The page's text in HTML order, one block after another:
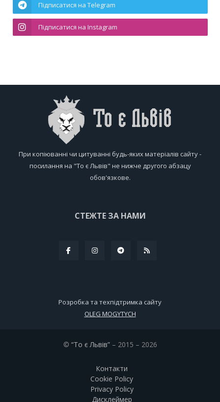
Підписатися на Telegram
Підписатися на Instagram
При копіюванні чи цитуванні будь-яких матеріалів сайту -
посилання на "То є Львів" не нижче другого абзацу
обов'язкове.
СТЕЖТЕ ЗА НАМИ
Розробка та техпідтримка сайту
OLEG MOGYTYCH
© “То є Львів”– 2015 – 2026
Контакти
Cookie Policy
Privacy Policy
Дисклеймер